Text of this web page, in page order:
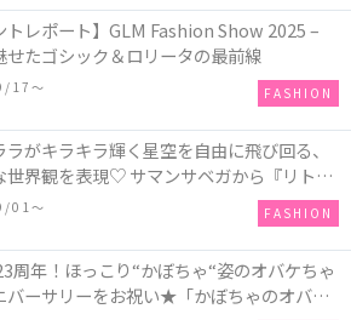
トレポート】GLM Fashion Show 2025 –
せたゴシック＆ロリータの最前線
17〜 FASHION
ラがキラキラ輝く星空を自由に飛び回る、
世界観を表現♡ サマンサベガから『リトル
ターズ』50周年アニバーサリーイヤー』を
01〜 FASHION
周年！ほっこり“かぼちゃ“姿のオバケちゃ
バーサリーをお祝い★「かぼちゃのオバケ